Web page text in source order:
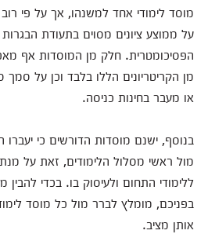
מוסד לימודי אחד למשנהו, אך על פי
על ממוצע ציונים מסוים בתעודת הבגרות
הפסיכומטרית. חלק מן המוסדות אף
מן הקריטריונים הללו בלבד וכן על
או מעבר בחינות כניסה.
בנוסף, ישנם מוסדות הדורשים כי יעברו
מול ראשי מסלול הלימודים, זאת על
ללימודי התחום ולעיסוק בו. בכדי
בפניכם, מומלץ לברר מול כל מוסד
אותן מציב.